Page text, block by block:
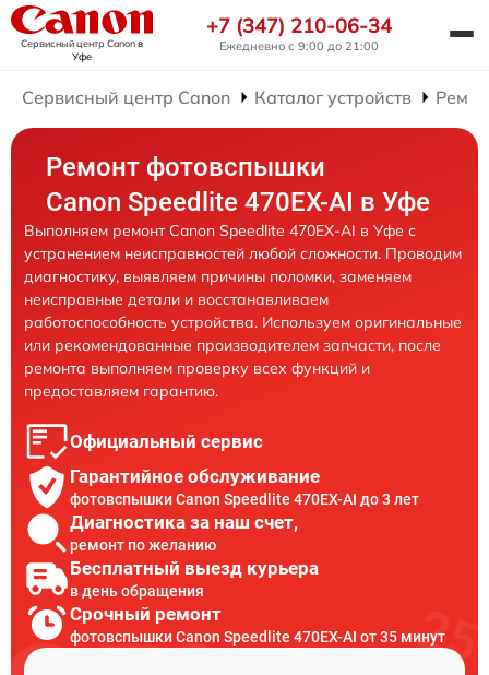
Сервисный центр Canonв
Уфе
+7 (347) 210-06-34
Ежедневно с 9:00 до 21:00
Сервисный центр Canon Каталог устройств
Ремонт фотовспышки
Canon Speedlite 470EX-AI в Уфе
Выполняем ремонт Canon Speedlite 470EX-AI в Уфе с
устранением неисправностей любой сложности. Проводим
диагностику, выявляем причины поломки, заменяем
неисправные детали и восстанавливаем
работоспособность устройства. Используем оригинальные
или рекомендованные производителем запчасти, после
ремонта выполняем проверку всех функций и
предоставляем гарантию.
Официальный сервис
Гарантийное обслуживание
фотовспышки Canon Speedlite 470EX-AI до 3 лет
Диагностика за наш счет,
ремонт по желанию
Бесплатный выезд курьера
в день обращения
Срочный ремонт
фотовспышки Canon Speedlite 470EX-AI от 35 минут